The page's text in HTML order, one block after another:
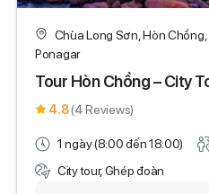
Chùa Long Sơn, Hòn
Ponagar
Tour Hòn Chồng – City
4.8(4 Reviews)
1 ngày (8:00 đến 18:00)
City tour, Ghép đoàn